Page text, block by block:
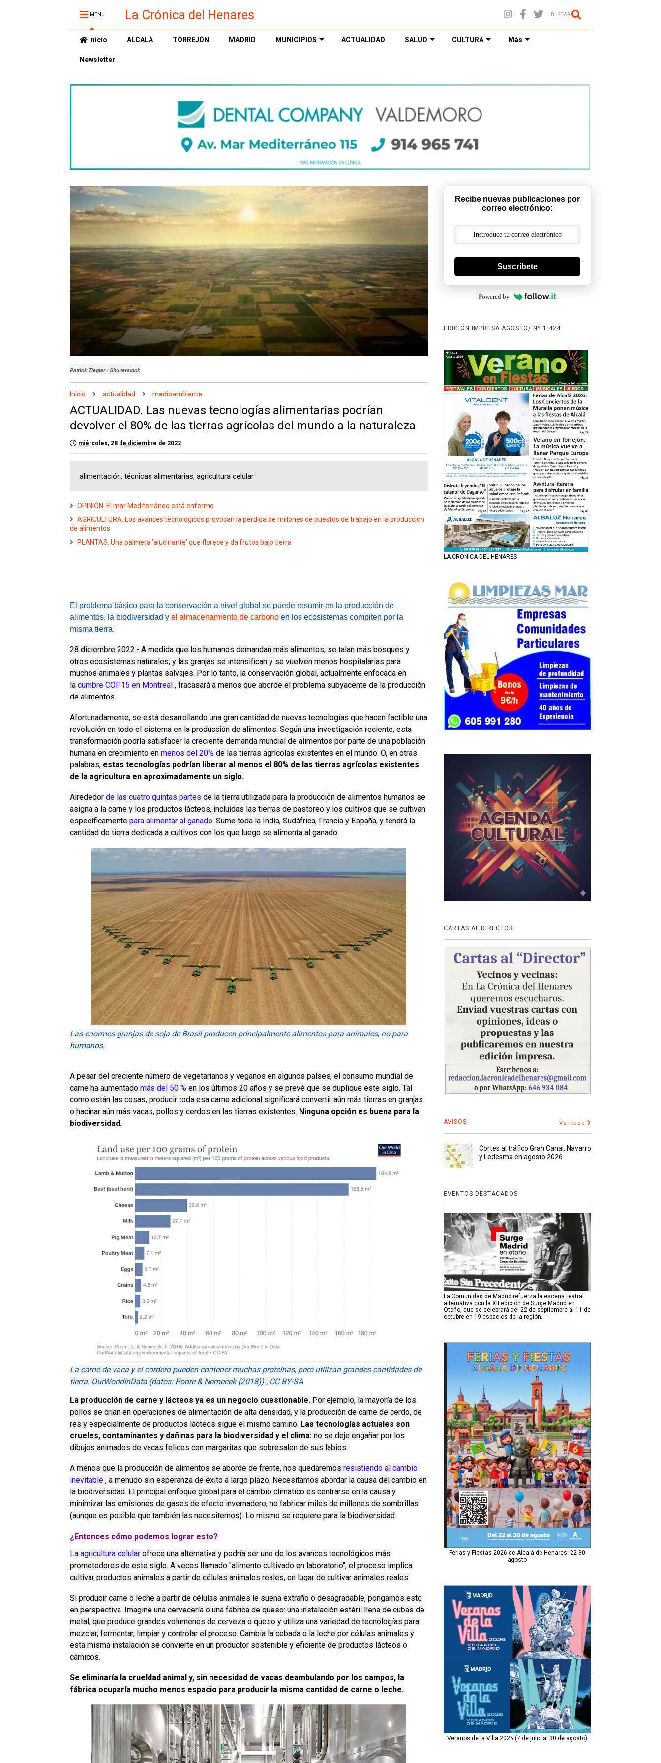
MENU La Crónica del Henares BUSCAR
Inicio ALCALÁ TORREJÓN MADRID MUNICIPIOS ACTUALIDAD SALUD CULTURA Más
Newsletter
Patrick Ziegler / Shutterstock
Inicio actualidad medioambiente
ACTUALIDAD. Las nuevas tecnologías alimentarias podrían
devolver el 80% de las tierras agrícolas del mundo a la naturaleza
miércoles, 28 de diciembre de 2022
alimentación, técnicas alimentarias, agricultura celular
OPINIÓN. El mar Mediterráneo está enfermo
AGRICULTURA. Los avances tecnológicos provocan la pérdida de millones de puestos de trabajo en la producción
de alimentos
PLANTAS. Una palmera 'alucinante' que florece y da frutos bajo tierra
El problema básico para la conservación a nivel global se puede resumir en la producción de
alimentos, la biodiversidad y el almacenamiento de carbono en los ecosistemas compiten por la
misma tierra.
28 diciembre 2022.- A medida que los humanos demandan más alimentos, se talan más bosques y
otros ecosistemas naturales, y las granjas se intensifican y se vuelven menos hospitalarias para
muchos animales y plantas salvajes. Por lo tanto, la conservación global, actualmente enfocada en
la cumbre COP15 en Montreal , fracasará a menos que aborde el problema subyacente de la producción
de alimentos.
Afortunadamente, se está desarrollando una gran cantidad de nuevas tecnologías que hacen factible una
revolución en todo el sistema en la producción de alimentos. Según una investigación reciente, esta
transformación podría satisfacer la creciente demanda mundial de alimentos por parte de una población
humana en crecimiento en menos del 20% de las tierras agrícolas existentes en el mundo. O, en otras
palabras, estas tecnologías podrían liberar al menos el 80% de las tierras agrícolas existentes
de la agricultura en aproximadamente un siglo.
Alrededor de las cuatro quintas partes de la tierra utilizada para la producción de alimentos humanos se
asigna a la carne y los productos lácteos, incluidas las tierras de pastoreo y los cultivos que se cultivan
específicamente para alimentar al ganado. Sume toda la India, Sudáfrica, Francia y España, y tendrá la
cantidad de tierra dedicada a cultivos con los que luego se alimenta al ganado.
Las enormes granjas de soja de Brasil producen principalmente alimentos para animales, no para
humanos.
A pesar del creciente número de vegetarianos y veganos en algunos países, el consumo mundial de
carne ha aumentado más del 50 % en los últimos 20 años y se prevé que se duplique este siglo. Tal
como están las cosas, producir toda esa carne adicional significará convertir aún más tierras en granjas
o hacinar aún más vacas, pollos y cerdos en las tierras existentes. Ninguna opción es buena para la
biodiversidad.
La carne de vaca y el cordero pueden contener muchas proteínas, pero utilizan grandes cantidades de
tierra. OurWorldInData (datos: Poore & Nemecek (2018)) , CC BY-SA
La producción de carne y lácteos ya es un negocio cuestionable. Por ejemplo, la mayoría de los
pollos se crían en operaciones de alimentación de alta densidad, y la producción de carne de cerdo, de
res y especialmente de productos lácteos sigue el mismo camino. Las tecnologías actuales son
crueles, contaminantes y dañinas para la biodiversidad y el clima: no se deje engañar por los
dibujos animados de vacas felices con margaritas que sobresalen de sus labios.
A menos que la producción de alimentos se aborde de frente, nos quedaremos resistiendo al cambio
inevitable , a menudo sin esperanza de éxito a largo plazo. Necesitamos abordar la causa del cambio en
la biodiversidad. El principal enfoque global para el cambio climático es centrarse en la causa y
minimizar las emisiones de gases de efecto invernadero, no fabricar miles de millones de sombrillas
(aunque es posible que también las necesitemos). Lo mismo se requiere para la biodiversidad.
¿Entonces cómo podemos lograr esto?
La agricultura celular ofrece una alternativa y podría ser uno de los avances tecnológicos más
prometedores de este siglo. A veces llamado "alimento cultivado en laboratorio", el proceso implica
cultivar productos animales a partir de células animales reales, en lugar de cultivar animales reales.
Si producir carne o leche a partir de células animales le suena extraño o desagradable, pongamos esto
en perspectiva. Imagine una cervecería o una fábrica de queso: una instalación estéril llena de cubas de
metal, que produce grandes volúmenes de cerveza o queso y utiliza una variedad de tecnologías para
mezclar, fermentar, limpiar y controlar el proceso. Cambia la cebada o la leche por células animales y
esta misma instalación se convierte en un productor sostenible y eficiente de productos lácteos o
cárnicos.
Se eliminaría la crueldad animal y, sin necesidad de vacas deambulando por los campos, la
fábrica ocuparía mucho menos espacio para producir la misma cantidad de carne o leche.
Recibe nuevas publicaciones por
correo electrónico:
Suscríbete
Powered by
EDICIÓN IMPRESA AGOSTO/ Nº 1.424
LA CRÓNICA DEL HENARES
CARTAS AL DIRECTOR
AVISOS Ver todo
Cortes al tráfico Gran Canal, Navarro
y Ledesma en agosto 2026
EVENTOS DESTACADOS
La Comunidad de Madrid refuerza la escena teatral
alternativa con la XII edición de Surge Madrid en
Otoño, que se celebrará del 22 de septiembre al 11 de
octubre en 19 espacios de la región.
Ferias y Fiestas 2026 de Alcalá de Henares: 22-30
agosto
Veranos de la Villa 2026 (7 de julio al 30 de agosto)